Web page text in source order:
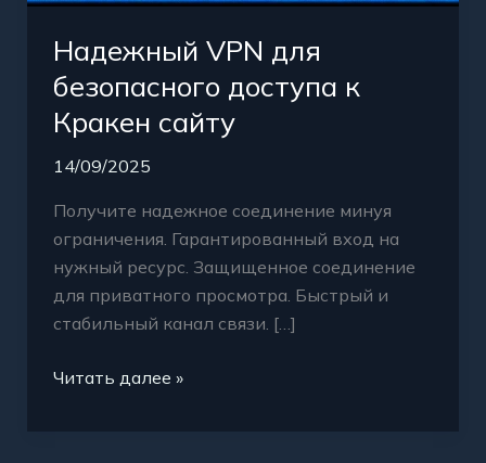
Надежный VPN для
безопасного доступа к
Кракен сайту
14/09/2025
Получите надежное соединение минуя
ограничения. Гарантированный вход на
нужный ресурс. Защищенное соединение
для приватного просмотра. Быстрый и
стабильный канал связи. […]
Читать далее »